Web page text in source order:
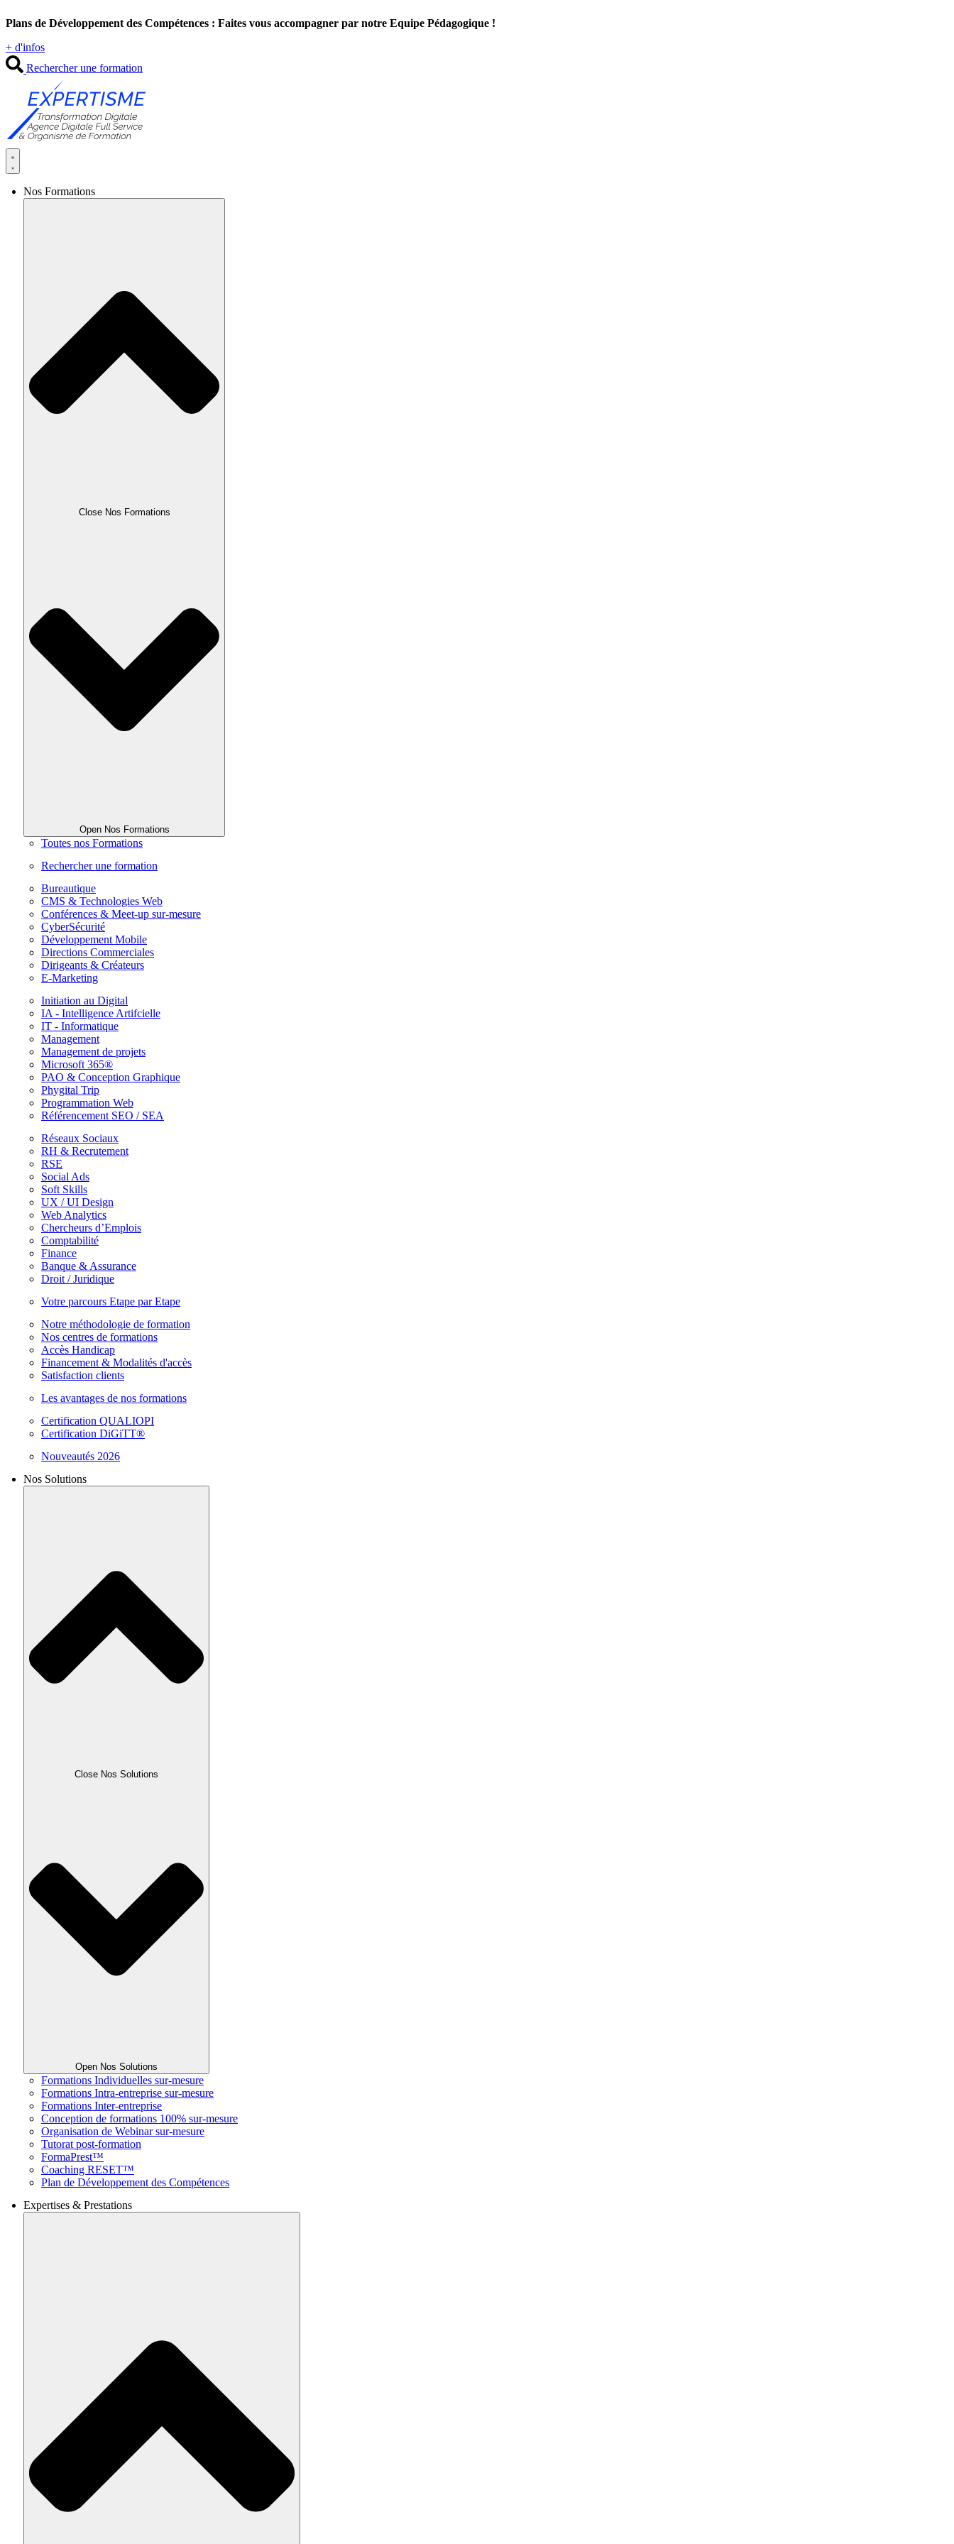
au
Plans de Développement des Compétences : Faites vous accompagner par notre Equipe Pédagogique !
+ d'infos
Rechercher une formation
Nos Formations
Close Nos Formations
Open Nos Formations
Toutes nos Formations
Rechercher une formation
Bureautique
CMS & Technologies Web
Conférences & Meet-up sur-mesure
CyberSécurité
Développement Mobile
Directions Commerciales
Dirigeants & Créateurs
E-Marketing
Initiation au Digital
IA - Intelligence Artifcielle
IT - Informatique
Management
Management de projets
Microsoft 365®
PAO & Conception Graphique
Phygital Trip
Programmation Web
Référencement SEO / SEA
Réseaux Sociaux
RH & Recrutement
RSE
Social Ads
Soft Skills
UX / UI Design
Web Analytics
Chercheurs d’Emplois
Comptabilité
Finance
Banque & Assurance
Droit / Juridique
Votre parcours Etape par Etape
Notre méthodologie de formation
Nos centres de formations
Accès Handicap
Financement & Modalités d'accès
Satisfaction clients
Les avantages de nos formations
Certification QUALIOPI
Certification DiGiTT®
Nouveautés 2026
Nos Solutions
Close Nos Solutions
Open Nos Solutions
Formations Individuelles sur-mesure
Formations Intra-entreprise sur-mesure
Formations Inter-entreprise
Conception de formations 100% sur-mesure
Organisation de Webinar sur-mesure
Tutorat post-formation
FormaPrest™
Coaching RESET™
Plan de Développement des Compétences
Expertises & Prestations